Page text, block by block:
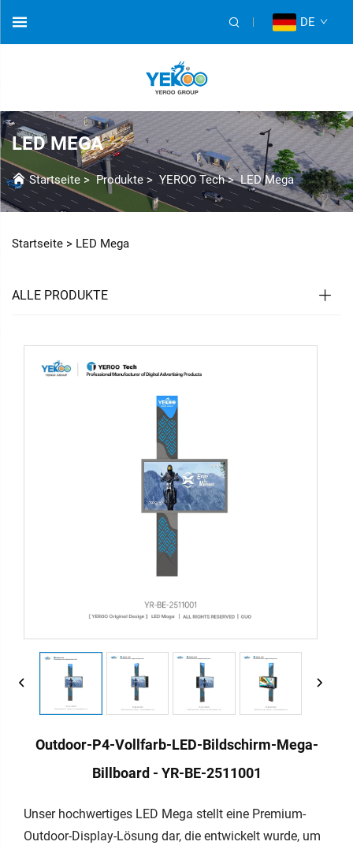
DE
LED MEGA
Startseite >Produkte>YEROO Tech>LED Mega
Startseite > LED Mega
ALLE PRODUKTE
Outdoor-P4-Vollfarb-LED-Bildschirm-Mega-
Billboard - YR-BE-2511001
Unser hochwertiges LED Mega stellt eine Premium-
Outdoor-Display-Lösung dar, die entwickelt wurde, um